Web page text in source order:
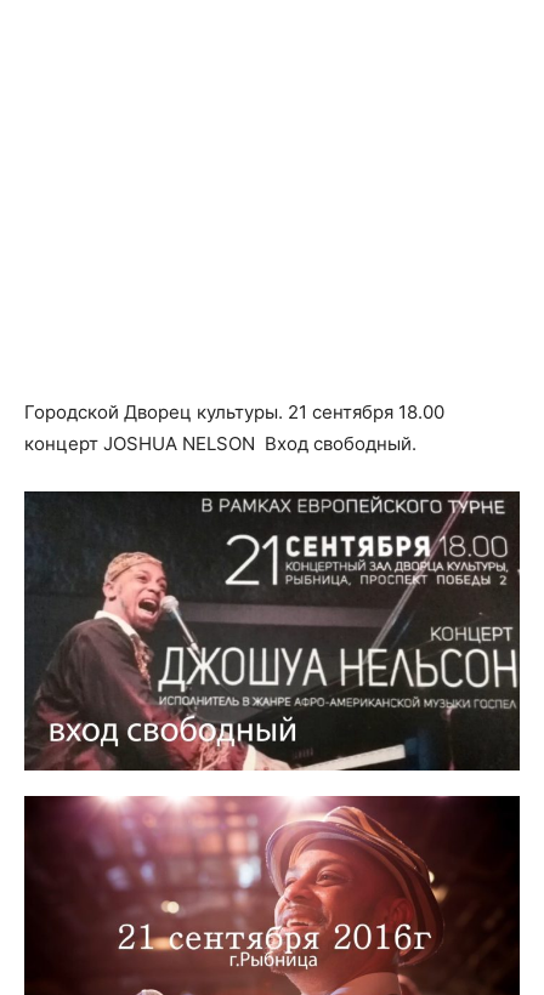
Городской Дворец культуры. 21 сентября 18.00
концерт JOSHUA NELSON Вход свободный.